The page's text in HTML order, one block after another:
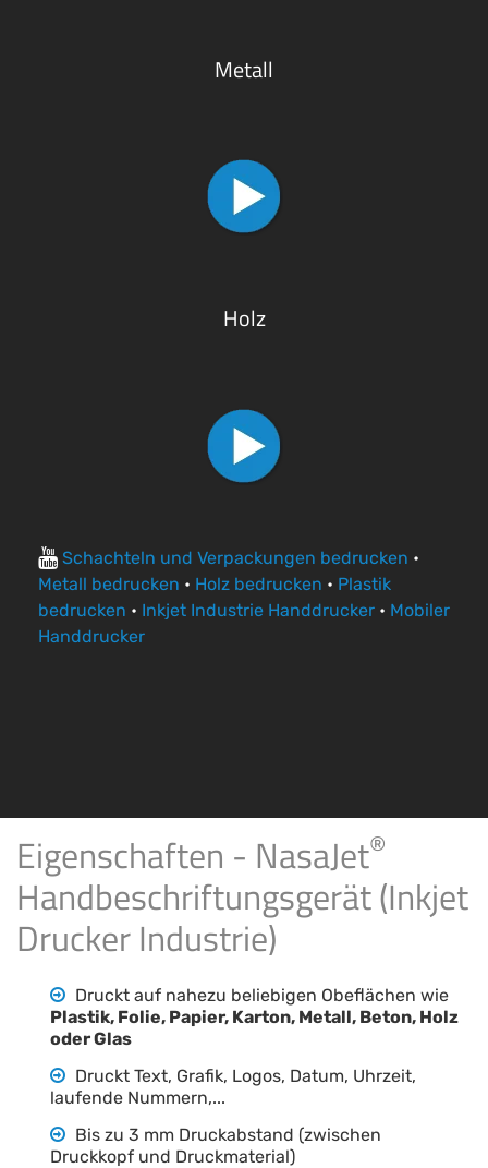
Metall
Holz
Schachteln und Verpackungen bedrucken •
Metall bedrucken • Holz bedrucken • Plastik
bedrucken • Inkjet Industrie Handdrucker • Mobiler
Handdrucker
Eigenschaften - NasaJet®
Handbeschriftungsgerät (Inkjet
Drucker Industrie)
Druckt auf nahezu beliebigen Obeflächen wie
Plastik, Folie, Papier, Karton, Metall, Beton, Holz
oder Glas
Druckt Text, Grafik, Logos, Datum, Uhrzeit,
laufende Nummern,...
Bis zu 3 mm Druckabstand (zwischen
Druckkopf und Druckmaterial)